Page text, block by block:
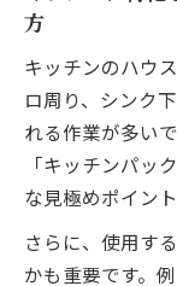
方
キッチンのハウ
ロ周り、シンク
れる作業が多い
「キッチンパッ
な見極めポイン
さらに、使用す
かも重要です。